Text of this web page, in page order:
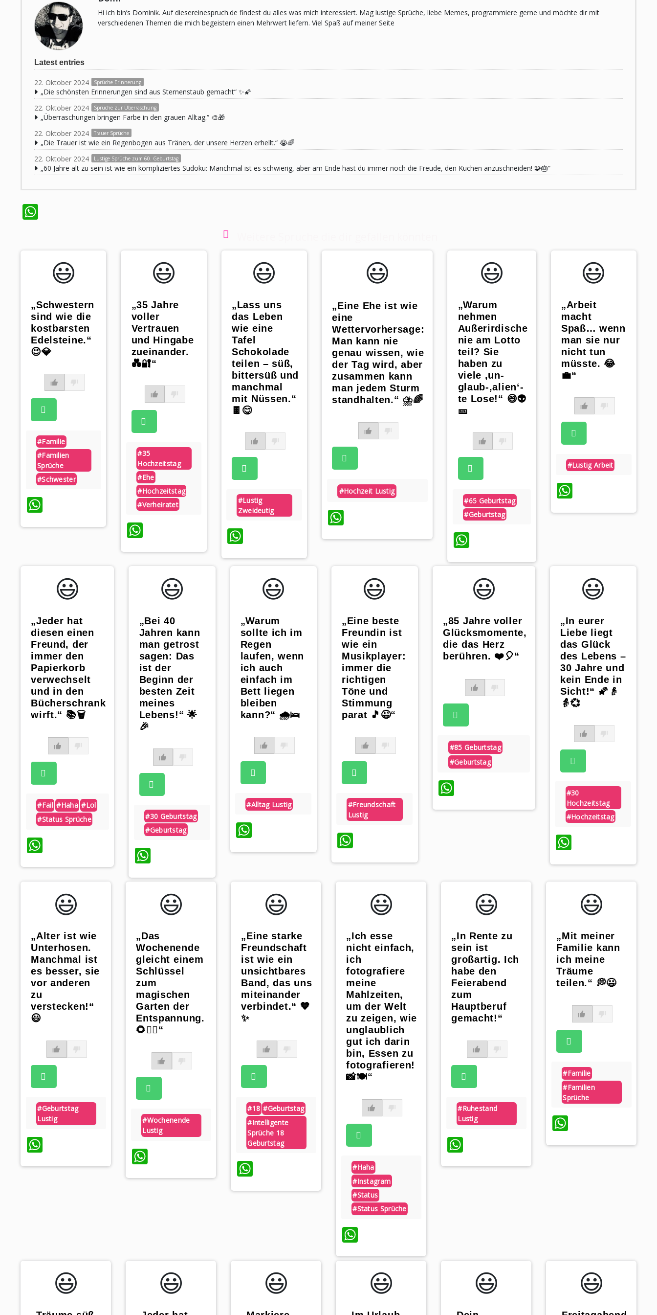
Hi ich bin’s Dominik. Auf diesereinespruch.de findest du alles was mich interessiert. Mag lustige Sprüche, liebe Memes, programmiere gerne und möchte dir mit
verschiedenen Themen die mich begeistern einen Mehrwert liefern. Viel Spaß auf meiner Seite
Latest entries
22. Oktober 2024 Sprüche Erinnerung
„Die schönsten Erinnerungen sind aus Sternenstaub gemacht“ ✨🌠
22. Oktober 2024
Sprüche zur Überraschung
„Überraschungen bringen Farbe in den grauen Alltag.“ 🎨🎁
22. Oktober 2024
Trauer Sprüche
„Die Trauer ist wie ein Regenbogen aus Tränen, der unsere Herzen erhellt.“ 😭🌈
22. Oktober 2024
Lustige Sprüche zum 60. Geburtstag
„60 Jahre alt zu sein ist wie ein kompliziertes Sudoku: Manchmal ist es schwierig, aber am Ende hast du immer noch die Freude, den Kuchen anzuschneiden! 🧩🎂“
😃️
„Schwestern
sind wie die
kostbarsten
Edelsteine.“
😉💎
#familie
#familien
Sprüche
#schwester
WhatsApp
😃️
„35 Jahre
voller
Vertrauen
und Hingabe
zueinander.
💑🔐“
#35
Hochzeitstag
#ehe
#hochzeitstag
#verheiratet
WhatsApp
😃️
„Lass uns
das Leben
wie eine
Tafel
Schokolade
teilen – süß,
bittersüß und
manchmal
mit Nüssen.“
🍫😋
#lustig
Zweideutig
😃️
„Eine Ehe ist wie
eine
Wettervorhersage:
Man kann nie
genau wissen, wie
der Tag wird, aber
zusammen kann
man jedem Sturm
standhalten.“ ⛈️🌈
#hochzeit Lustig
WhatsApp
😃️
„Warum
nehmen
Außerirdische
nie am Lotto
teil? Sie
haben zu
viele ‚un-
glaub-‚alien‘-
te Lose!“ 😄👽
🎫
#65 Geburtstag
#geburtstag
WhatsApp
😃️
„Arbeit
macht
Spaß… wenn
man sie nur
nicht tun
müsste. 😂
💼“
#lustig Arbeit
😃️
„Jeder hat
diesen einen
Freund, der
immer den
Papierkorb
verwechselt
und in den
Bücherschrank
wirft.“ 📚🗑️
#fail #haha #lol
#status Sprüche
WhatsApp
😃️
„Bei 40
Jahren kann
man getrost
sagen: Das
ist der
Beginn der
besten Zeit
meines
Lebens!“ 🌟
🎉
#30 Geburtstag
#geburtstag
WhatsApp
😃️
„Warum
sollte ich im
Regen
laufen, wenn
ich auch
einfach im
Bett liegen
bleiben
kann?“ 🌧️🛌
#alltag Lustig
😃️
„Eine beste
Freundin ist
wie ein
Musikplayer:
immer die
richtigen
Töne und
Stimmung
parat 🎵😉“
#freundschaft
Lustig
😃️
„85 Jahre voller
Glücksmomente,
die das Herz
berühren. ❤️🎈“
#85 Geburtstag
#geburtstag
😃️
„In eurer
Liebe liegt
das Glück
des Lebens –
30 Jahre und
kein Ende in
Sicht!“ 🌠👴
👵💞
#30
Hochzeitstag
#hochzeitstag
😃️
„Alter ist wie
Unterhosen.
Manchmal ist
es besser, sie
vor anderen
zu
verstecken!“
😃
#geburtstag
Lustig
WhatsApp
😃️
„Das
Wochenende
gleicht einem
Schlüssel
zum
magischen
Garten der
Entspannung.
🌻🧚‍♂️“
#wochenende
Lustig
WhatsApp
😃️
„Eine starke
Freundschaft
ist wie ein
unsichtbares
Band, das uns
miteinander
verbindet.“ 🧡
✨
#18 #geburtstag
#intelligente
Sprüche 18
Geburtstag
WhatsApp
😃️
„Ich esse
nicht einfach,
ich
fotografiere
meine
Mahlzeiten,
um der Welt
zu zeigen, wie
unglaublich
gut ich darin
bin, Essen zu
fotografieren!
📸🍽️“
#haha
#instagram
#status
#status Sprüche
WhatsApp
😃️
„In Rente zu
sein ist
großartig. Ich
habe den
Feierabend
zum
Hauptberuf
gemacht!“
#ruhestand
Lustig
WhatsApp
😃️
„Mit meiner
Familie kann
ich meine
Träume
teilen.“ 💭😃
#familie
#familien
Sprüche
WhatsApp
😃️ 😃️ 😃️ 😃️ 😃️ 😃️